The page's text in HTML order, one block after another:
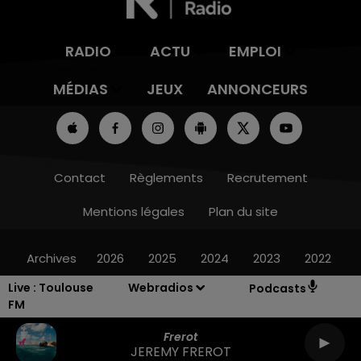
Live : Toulouse
FM
Webradios Podcasts
Frerot
JEREMY FREROT
RADIO ACTU
EMPLOI
MÉDIAS
JEUX ANNONCEURS
Contact Règlements
Recrutement
Mentions légales
Plan du site
Archives 2026 2025 2024 2023 2022